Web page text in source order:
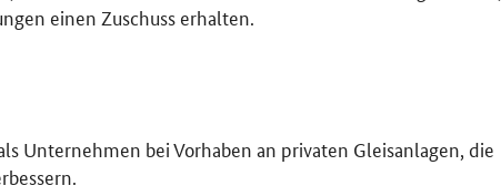
einen Zuschuss erhalten.
Unternehmen bei Vorhaben an privaten Gleisanlagen, die